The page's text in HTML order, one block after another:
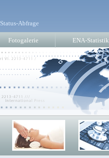
Status-Abfrage
Fotogalerie ENA-Statistik